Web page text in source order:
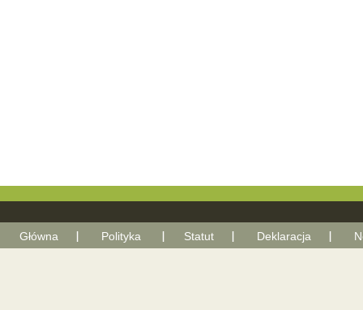
Główna Polityka Statut Deklaracja With